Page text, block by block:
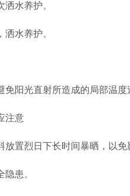
水养护。
水养护。
免阳光直射所造成的局部温
注意
放置烈日下长时间暴晒，以
患。